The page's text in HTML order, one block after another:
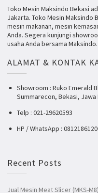
Toko Mesin Maksindo Bekasi
Jakarta. Toko Mesin Maksindo
mesin makanan, mesin
Anda. Segera kunjungi
usaha Anda bersama Maksindo.
ALAMAT & KONTAK
Showroom : Ruko Emerald
Summarecon, Bekasi, Jawa
Telp : 021-29620593
HP / WhatsApp :
Recent Posts
Jual Mesin Meat Slicer (MKS-